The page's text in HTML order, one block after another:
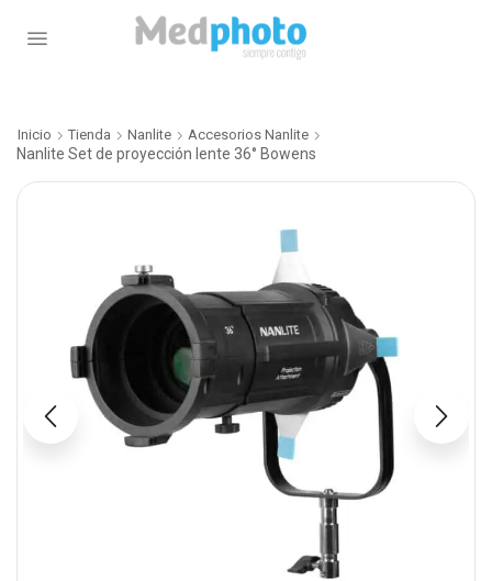
Inicio Tienda Nanlite Accesorios Nanlite
Nanlite Set de proyección lente 36° Bowens